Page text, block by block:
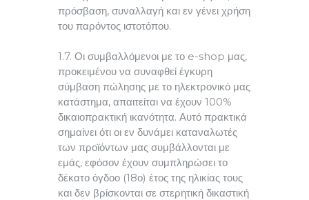
πρόσβαση, συναλλαγή και εν γένει χρήση
του παρόντος ιστοτόπου.
1.7. Οι συμβαλλόμενοι με το e-shop μας,
προκειμένου να συναφθεί έγκυρη
σύμβαση πώλησης με το ηλεκτρονικό μας
κατάστημα, απαιτείται να έχουν 100%
δικαιοπρακτική ικανότητα. Αυτό πρακτικά
σημαίνει ότι οι εν δυνάμει καταναλωτές
των προϊόντων μας συμβάλλονται με
εμάς, εφόσον έχουν συμπληρώσει το
δέκατο όγδοο (18ο) έτος της ηλικίας τους
και δεν βρίσκονται σε στερητική δικαστική